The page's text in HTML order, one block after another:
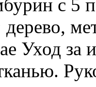
с 5
Уход за